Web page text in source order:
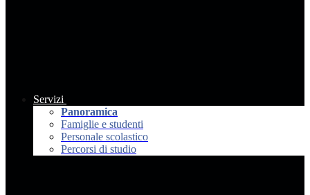
Servizi
Panoramica
Famiglie e studenti
Personale scolastico
Percorsi di studio